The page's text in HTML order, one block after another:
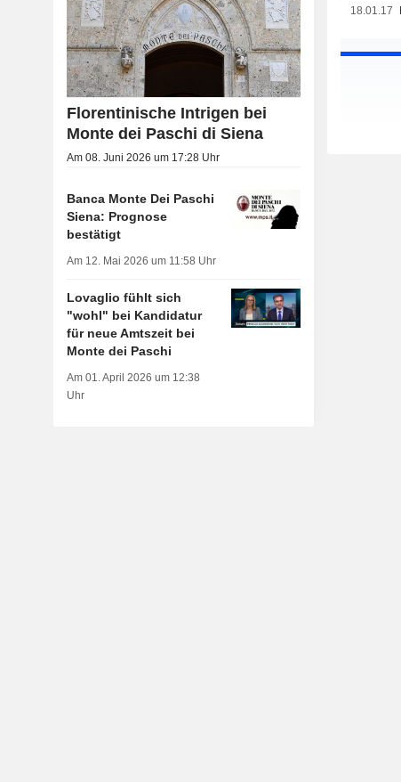
18.01.17
Florentinische Intrigen bei
Monte dei Paschi di Siena
Am 08. Juni 2026 um 17:28 Uhr
Banca Monte Dei Paschi
Siena: Prognose
bestätigt
Am 12. Mai 2026 um 11:58 Uhr
Lovaglio fühlt sich
"wohl" bei Kandidatur
für neue Amtszeit bei
Monte dei Paschi
Am 01. April 2026 um 12:38
Uhr